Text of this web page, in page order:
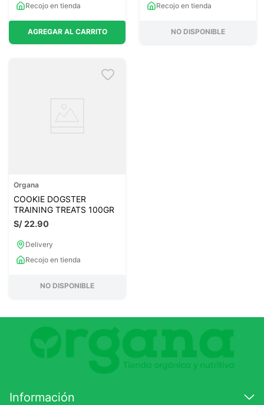
Recojo en tienda
AGREGAR AL CARRITO
Recojo en tienda
NO DISPONIBLE
Organa
COOKIE DOGSTER
TRAINING TREATS 100GR
S/22.90
Delivery
Recojo en tienda
NO DISPONIBLE
Información